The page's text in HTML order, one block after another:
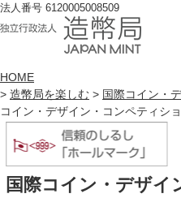
法人番号 6120005008509
造幣局案内
トップページ
HOME
> 造幣局を楽しむ > 国際コイン・
コイン・デザイン・コンペティシ
国際コイン・デザイ